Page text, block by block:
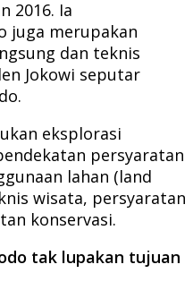
2016. Ia
juga merupakan
dan teknis
Jokowi seputar
eksplorasi
persyaratan
lahan (land
wisata, persyaratan
konservasi.
tak lupakan tujuan